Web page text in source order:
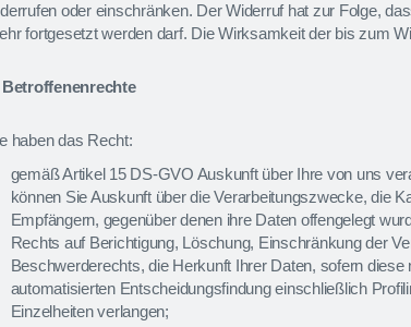
oder einschränken. Der Widerruf hat zur Folge,
fortgesetzt werden darf. Die Wirksamkeit der bis zum
Betroffenenrechte
haben das Recht:
gemäß Artikel 15 DS-GVO Auskunft über Ihre von uns
können Sie Auskunft über die Verarbeitungszwecke, die
Empfängern, gegenüber denen ihre Daten offengelegt
Rechts auf Berichtigung, Löschung, Einschränkung der
Beschwerderechts, die Herkunft Ihrer Daten, sofern
automatisierten Entscheidungsfindung einschließlich
Einzelheiten verlangen;